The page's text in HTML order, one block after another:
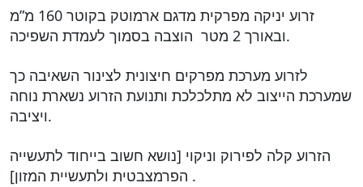
זרוע יניקה מפרקית מדגם ארמוטק בקוטר 160 מ”מ
ובאורך 2 מטר הוצבה בסמוך לעמדת השפיכה.
לזרוע מערכת מפרקים חיצונית לצינור השאיבה כך
שמערכת הייצוב לא מתלכלכת ותנועת הזרוע נשארת נוחה
ויציבה.
הזרוע קלה לפירוק וניקוי [נושא חשוב בייחוד לתעשייה
הפרמצבטית ולתעשיית המזון] .